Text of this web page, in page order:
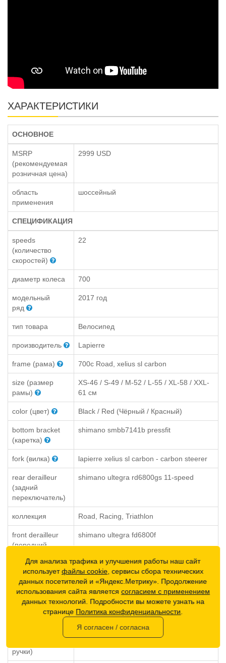
ХАРАКТЕРИСТИКИ
ОСНОВНОЕ
MSRP
(рекомендуемая
розничная цена)
2999 USD
область
применения
шоссейный
СПЕЦИФИКАЦИЯ
speeds
(количество
скоростей)
22
диаметр колеса 700
модельный
ряд
2017 год
тип товара Велосипед
производитель Lapierre
frame (рама) 700c Road, xelius sl carbon
size (размер
рамы)
XS-46 / S-49 / M-52 / L-55 / XL-58 / XXL-
61 см
color (цвет) Black / Red (Чёрный / Красный)
bottom bracket
(каретка)
shimano smbb7141b pressfit
fork (вилка) lapierre xelius sl carbon - carbon steerer
rear derailleur
(задний
переключатель)
shimano ultegra rd6800gs 11-speed
коллекция Road, Racing, Triathlon
front derailleur
(передний
shimano ultegra fd6800f
shifters (манетки-
шифтер)
shimano ultegra st6800 2x11-speed
brakes
(тормоза)
shimano ultegra br6800r / br6810f
directmount
ручки)
Shimano
Для анализа трафика и улучшения работы наш сайт
используетфайлы cookie , сервисы сбора технических
данных посетителей и «Яндекс.Метрику». Продолжение
использования сайта является согласием с применением
данных технологий. Подробности вы можете узнать на
странице Политика конфиденциальности
Я согласен / согласна